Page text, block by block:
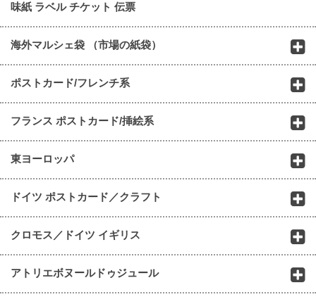
味紙 ラベル チケット 伝票
海外マルシェ袋 （市場の紙袋）
ポストカード/フレンチ系
フランス ポストカード/挿絵系
東ヨーロッパ
ドイツ ポストカード／クラフト
クロモス／ドイツ イギリス
アトリエボヌールドゥジュール